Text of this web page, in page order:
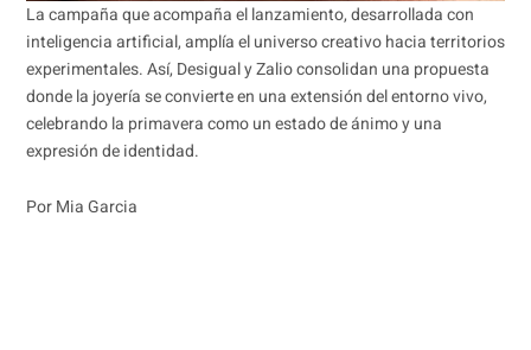
La campaña que acompaña el lanzamiento, desarrollada con
inteligencia artificial, amplía el universo creativo hacia territorios
experimentales. Así, Desigual y Zalio consolidan una propuesta
donde la joyería se convierte en una extensión del entorno vivo,
celebrando la primavera como un estado de ánimo y una
expresión de identidad.
Por Mia Garcia